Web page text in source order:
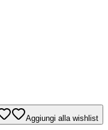
Aggiungi alla wishlist